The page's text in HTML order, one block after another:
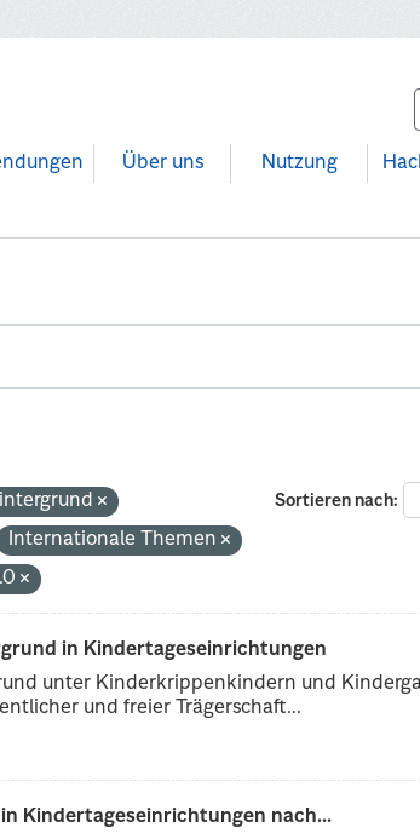
Über uns Nutzung
Sortieren nach
Internationale Themen
in Kindertageseinrichtungen
unter Kinderkrippenkindern und
und freier Trägerschaft...
Kindertageseinrichtungen nach...